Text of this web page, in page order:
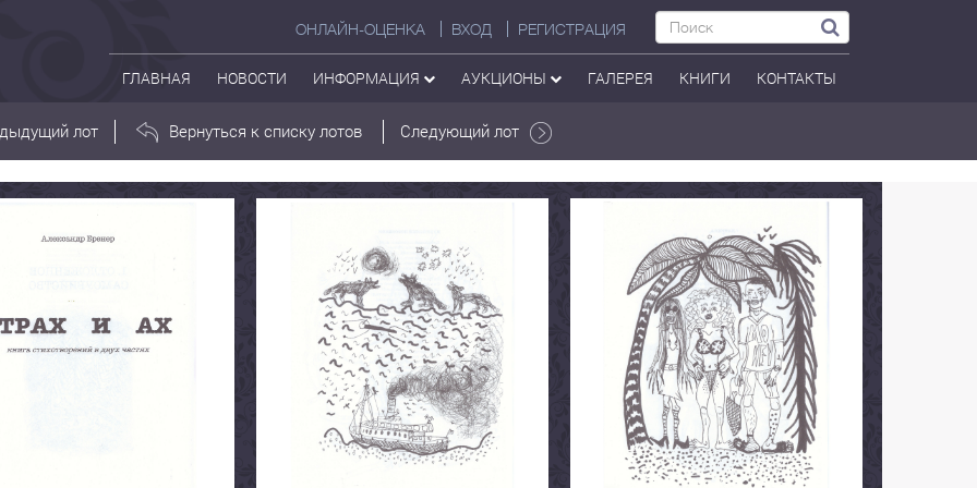
ОНЛАЙН-ОЦЕНКА ВХОД РЕГИСТРАЦИЯ
ГЛАВНАЯ НОВОСТИ ИНФОРМАЦИЯ АУКЦИОНЫ ГАЛЕРЕЯ КНИГИ КОНТАКТЫ
лот Вернуться к списку лотов Следующий лот